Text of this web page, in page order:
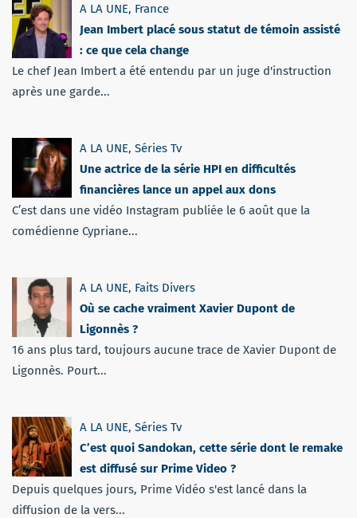
A LA UNE, France
Jean Imbert placé sous statut de témoin assisté
: ce que cela change
Le chef Jean Imbert a été entendu par un juge d'instruction
après une garde...
A LA UNE, Séries Tv
Une actrice de la série HPI en difficultés
financières lance un appel aux dons
C’est dans une vidéo Instagram publiée le 6 août que la
comédienne Cypriane...
A LA UNE, Faits Divers
Où se cache vraiment Xavier Dupont de
Ligonnès ?
16 ans plus tard, toujours aucune trace de Xavier Dupont de
Ligonnès. Pourt...
A LA UNE, Séries Tv
C’est quoi Sandokan, cette série dont le remake
est diffusé sur Prime Video ?
Depuis quelques jours, Prime Vidéo s'est lancé dans la
diffusion de la vers...